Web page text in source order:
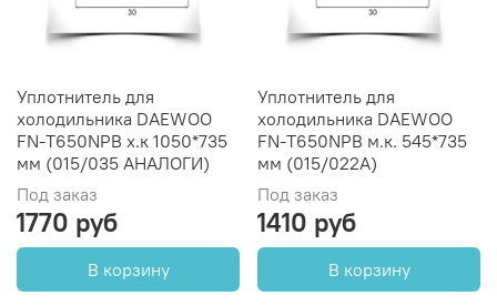
Уплотнитель для
холодильника DAEWOO
FN-T650NPB х.к 1050*735
мм (015/035 АНАЛОГИ)
Под заказ
1770 руб
В корзину
Уплотнитель для
холодильника DAEWOO
FN-T650NPB м.к. 545*735
мм (015/022А)
Под заказ
1410 руб
В корзину